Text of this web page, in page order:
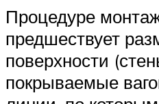
Процедуре
предшествует
поверхности
покрываемые